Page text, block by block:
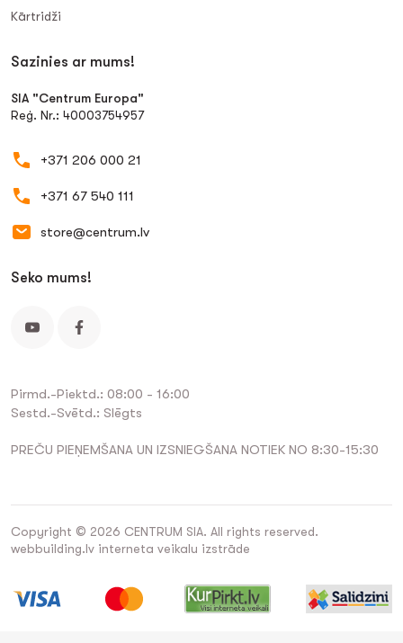
Kārtridži
Sazinies ar mums!
SIA "Centrum Europa"
Reģ. Nr.: 40003754957
+371 206 000 21
+371 67 540 111
store@centrum.lv
Seko mums!
Pirmd.-Piektd.: 08:00 - 16:00
Sestd.-Svētd.: Slēgts
PREČU PIEŅEMŠANA UN IZSNIEGŠANA NOTIEK NO 8:30-15:30
Copyright © 2026 CENTRUM SIA. All rights reserved.
webbuilding.lv interneta veikalu izstrāde